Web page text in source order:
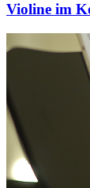
Violine im